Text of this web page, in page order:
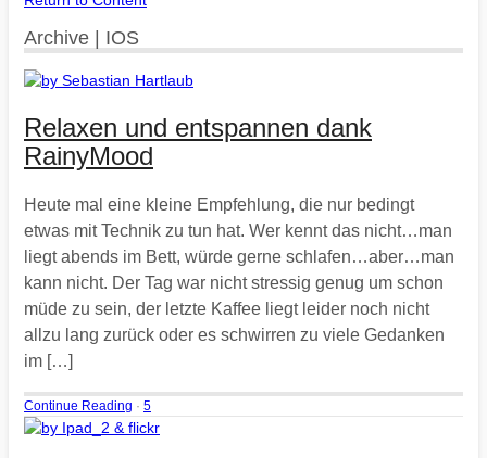
Archive | IOS
Relaxen und entspannen dank
RainyMood
Heute mal eine kleine Empfehlung, die nur bedingt
etwas mit Technik zu tun hat. Wer kennt das nicht…man
liegt abends im Bett, würde gerne schlafen…aber…man
kann nicht. Der Tag war nicht stressig genug um schon
müde zu sein, der letzte Kaffee liegt leider noch nicht
allzu lang zurück oder es schwirren zu viele Gedanken
im […]
Continue Reading · 5